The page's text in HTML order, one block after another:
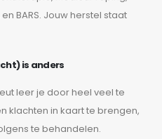
BARS. Jouw herstel staat
is anders
leer je door heel veel te
klachten in kaart te brengen,
te behandelen.